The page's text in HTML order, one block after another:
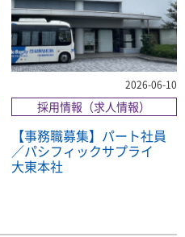
2026-06-10
採用情報（求人情報）
【事務職募集】パート社員
／パシフィックサプライ
大東本社